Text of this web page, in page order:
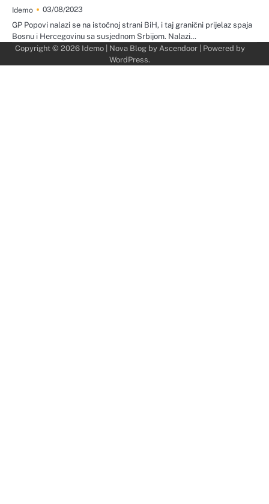
Idemo
03/08/2023
GP Popovi nalazi se na istočnoj strani BiH, i taj granični prijelaz spaja
Bosnu i Hercegovinu sa susjednom Srbijom. Nalazi…
Copyright © 2026 Idemo| Nova Blog by Ascendoor| Powered by
WordPress.